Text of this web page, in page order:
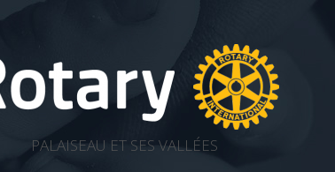
PALAISEAU ET SES VALLÉES